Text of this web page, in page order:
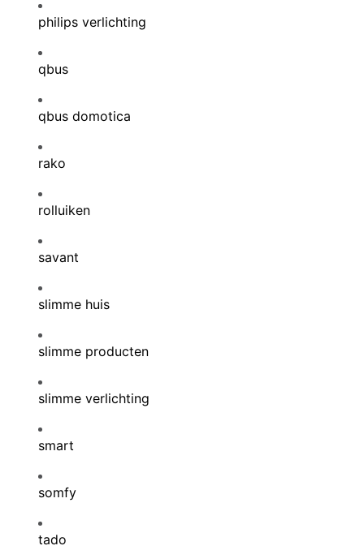
philips verlichting
qbus
qbus domotica
rako
rolluiken
savant
slimme huis
slimme producten
slimme verlichting
smart
somfy
tado